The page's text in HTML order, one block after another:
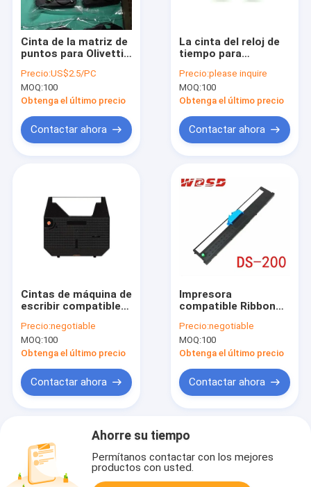
Cinta de la matriz de
puntos para Olivetti
100/101/102/103/95/99/90/98
mejorado
Precio:US$2.5/PC
MOQ:100
Obtenga el último precio
Contactar ahora
La cinta del reloj de
tiempo para
compatible de
Widmer T, de D o de
la serie de N
registrador de
tiempo DE NYLON
Precio:please inquire
MOQ:100
Obtenga el último precio
Contactar ahora
Cintas de máquina de
escribir compatibles
PY80
Precio:negotiable
MOQ:100
Obtenga el último precio
Contactar ahora
Impresora
compatible Ribbon
Precio:negotiable
MOQ:100
Obtenga el último precio
Contactar ahora
Ahorre su tiempo
Permítanos contactar con los mejores
productos con usted.